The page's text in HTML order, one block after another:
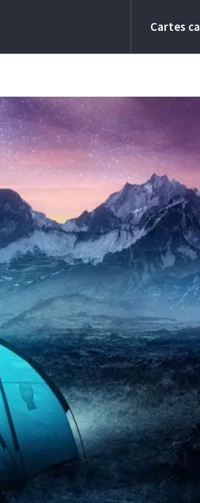
Cartes